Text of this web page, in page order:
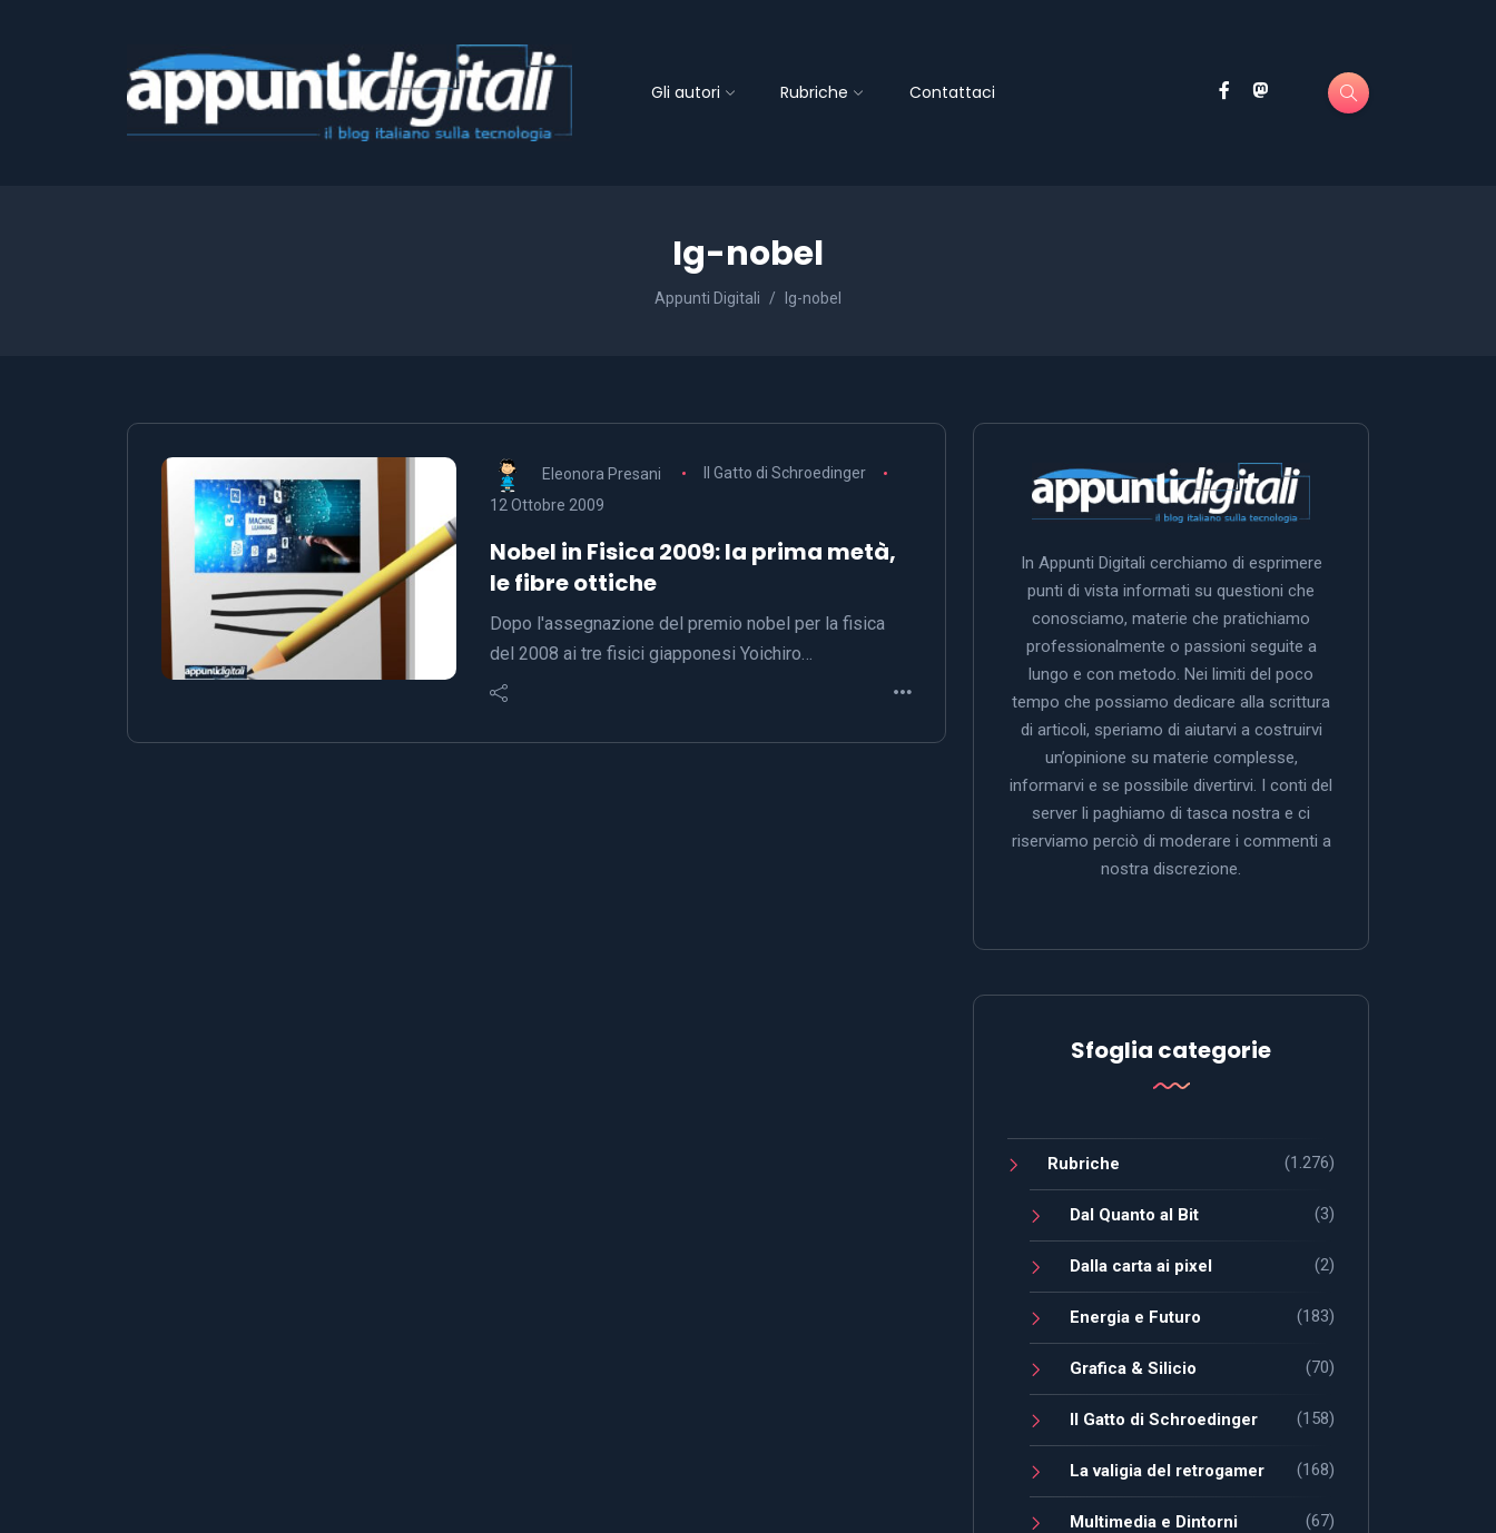
Gli autori Rubriche Contattaci
Ig-nobel
Appunti Digitali Ig-nobel
Eleonora Presani
Il Gatto di Schroedinger
12 Ottobre 2009
Nobel in Fisica 2009: la prima metà,
le fibre ottiche
Dopo l'assegnazione del premio nobel per la fisica
del 2008 ai tre fisici giapponesi Yoichiro…
In Appunti Digitali cerchiamo di esprimere
punti di vista informati su questioni che
conosciamo, materie che pratichiamo
professionalmente o passioni seguite a
lungo e con metodo. Nei limiti del poco
tempo che possiamo dedicare alla scrittura
di articoli, speriamo di aiutarvi a costruirvi
un’opinione su materie complesse,
informarvi e se possibile divertirvi. I conti del
server li paghiamo di tasca nostra e ci
riserviamo perciò di moderare i commenti a
nostra discrezione.
Sfoglia categorie
Rubriche (1.276)
Dal Quanto al Bit (3)
Dalla carta ai pixel (2)
Energia e Futuro (183)
Grafica & Silicio (70)
Il Gatto di Schroedinger (158)
La valigia del retrogamer (168)
Multimedia e Dintorni (67)